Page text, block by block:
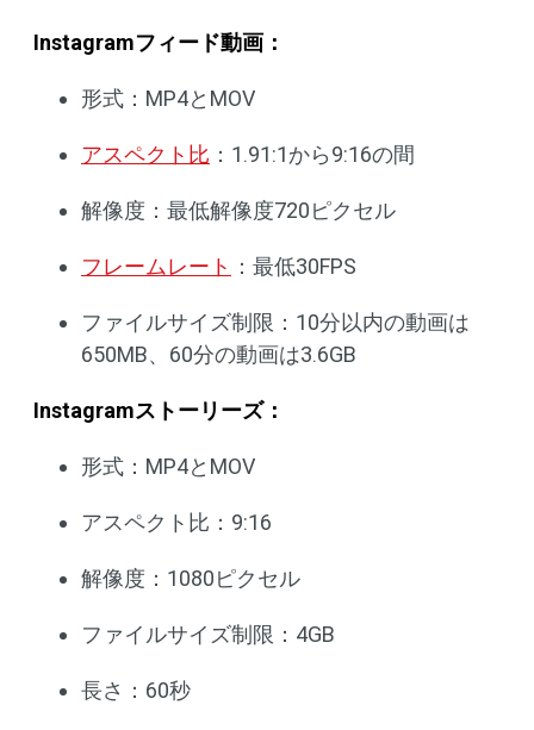
Instagramフィード動画：
形式：MP4とMOV
アスペクト比 ：1.91:1から9:16の間
解像度：最低解像度720ピクセル
フレームレート ：最低30FPS
ファイルサイズ制限：10分以内の動画は
650MB、60分の動画は3.6GB
Instagramストーリーズ：
形式：MP4とMOV
アスペクト比：9:16
解像度：1080ピクセル
ファイルサイズ制限：4GB
長さ：60秒